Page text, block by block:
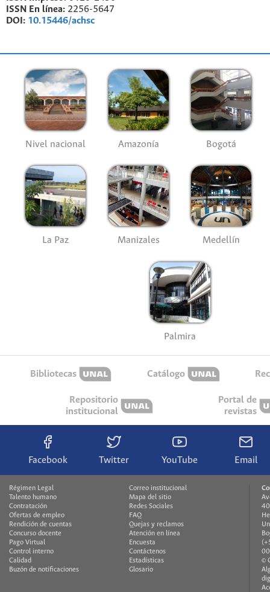
ISSN En línea: 2256-5647
DOI: 10.15446/achsc
Nivel nacional Amazonía Bogotá
La Paz Manizales Medellín
Palmira
Bibliotecas Catálogo
Repositorio
institucional
Portal de
revistas
Facebook Twitter YouTube Email
Régimen Legal
Talento humano
Contratación
Ofertas de empleo
Rendición de cuentas
Concurso docente
Pago Virtual
Control interno
Calidad
Buzón de notificaciones
Correo institucional
Mapa del sitio
Redes Sociales
FAQ
Quejas y reclamos
Atención en línea
Encuesta
Contáctenos
Estadísticas
Glosario
©